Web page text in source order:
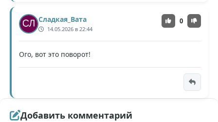
Сладкая_Вата
14.05.2026 в 22:44
0
Ого, вот это поворот!
Добавить комментарий